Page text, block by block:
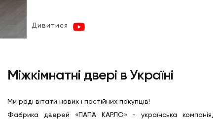
Дивитися
Міжкімнатні двері в Україні
Ми раді вітати нових і постійних покупців!
Фабрика дверей «ПАПА КАРЛО» - українська компанія,